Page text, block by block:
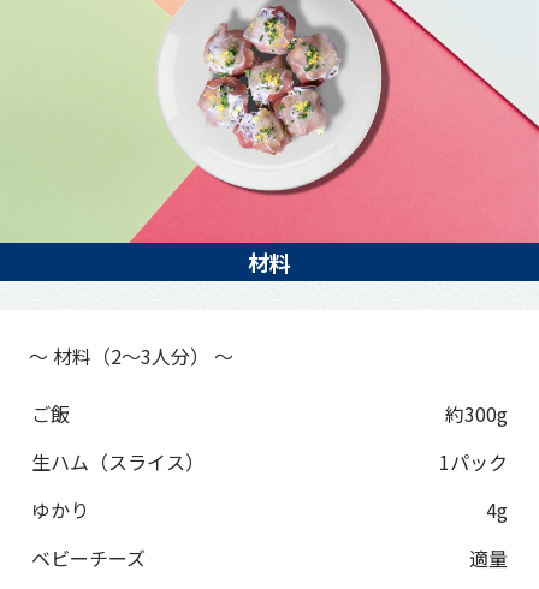
材料
～ 材料（2～3人分） ～
材料
ご飯
約300g
生ハム（スライス）
1パック
ゆかり
4g
ベビーチーズ
適量